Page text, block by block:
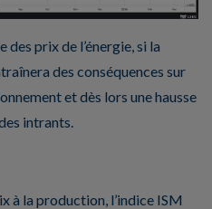
des prix de l’énergie, si la
des conséquences sur
et dès lors une hausse
intrants.
à la production, l’indice ISM